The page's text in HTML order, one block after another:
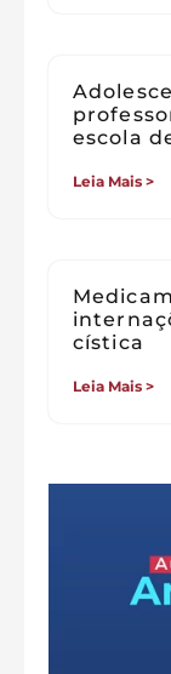
escola
Leia Mais >
cística
Leia Mais >